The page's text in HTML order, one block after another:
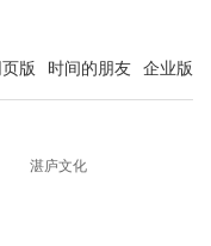
版 时间的朋友 企业版
湛庐文化